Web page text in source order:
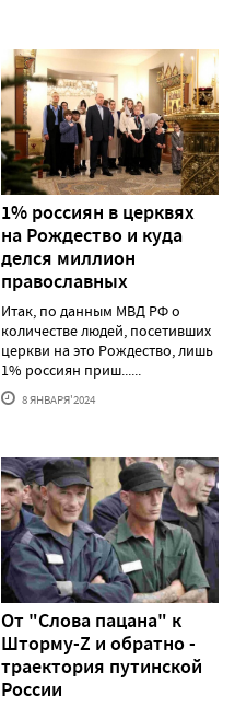
1% россиян в церквях
на Рождество и куда
делся миллион
православных
Итак, по данным МВД РФ о
количестве людей, посетивших
церкви на это Рождество, лишь
1% россиян приш......
8 ЯНВАРЯ'2024
От "Слова пацана" к
Шторму-Z и обратно -
траектория путинской
России